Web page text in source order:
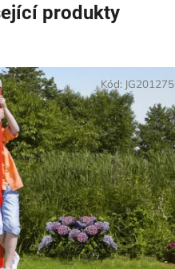
produkty
Kód: JG201275